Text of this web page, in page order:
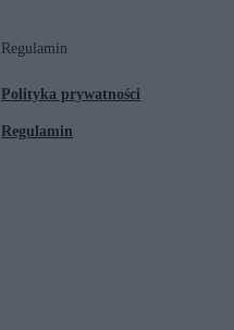
Regulamin
Polityka prywatności
Regulamin